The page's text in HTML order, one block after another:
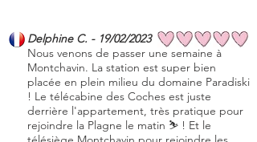
Delphine C. - 19/02/2023
Nous venons de passer une semaine à
Montchavin. La station est super bien
placée en plein milieu du domaine Paradiski
! Le télécabine des Coches est juste
derrière l'appartement, très pratique pour
rejoindre la Plagne le matin ⛷️ ! Et le